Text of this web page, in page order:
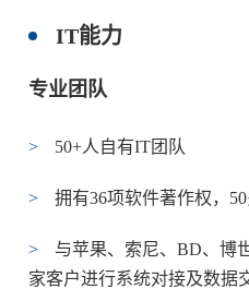
IT能力
专业团队
> 50+人自有IT团队
> 拥有36项软件著作权，
>
与苹果、索尼、BD、博
家客户进行系统对接及数据